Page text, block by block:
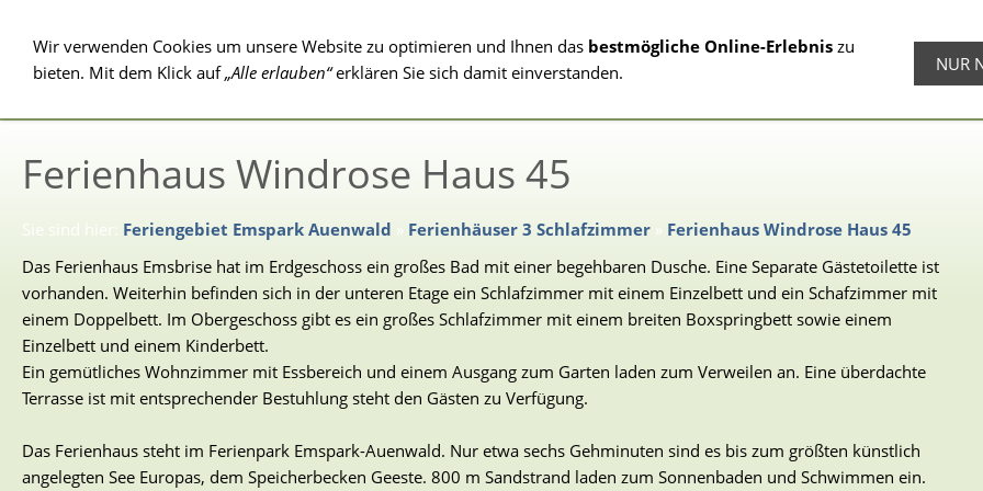
Ferienhäuser 4
Ferienhäuser 3
Ferienhäuser 2
Ferienhaus Windrose Haus 45
Sie sind hier: Feriengebiet Emspark Auenwald Ferienhäuser 3 Schlafzimmer
Ferienhaus Windrose Haus 45
Das Ferienhaus Emsbrise hat im Erdgeschoss ein großes Bad mit einer begehbaren Dusche. Eine Separate Gästetoilette ist
vorhanden. Weiterhin befinden sich in der unteren Etage ein Schlafzimmer mit einem Einzelbett und ein Schafzimmer mit
einem Doppelbett. Im Obergeschoss gibt es ein großes Schlafzimmer mit einem breiten Boxspringbett sowie einem
Einzelbett und einem Kinderbett.
Ein gemütliches Wohnzimmer mit Essbereich und einem Ausgang zum Garten laden zum Verweilen an. Eine überdachte
Terrasse ist mit entsprechender Bestuhlung steht den Gästen zu Verfügung.
Das Ferienhaus steht im Ferienpark Emspark-Auenwald. Nur etwa sechs Gehminuten sind es bis zum größten künstlich
angelegten See Europas, dem Speicherbecken Geeste. 800 m Sandstrand laden zum Sonnenbaden und Schwimmen ein.
Wir verwenden Cookies um unsere Website zu optimieren und Ihnen das bestmögliche Online-Erlebnis zu
bieten. Mit dem Klick auf„Alle erlauben“erklären Sie sich damit einverstanden. NUR